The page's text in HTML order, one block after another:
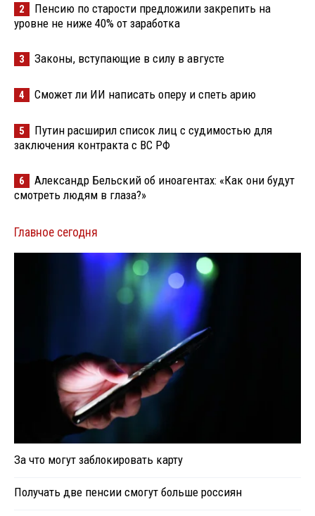
2
Пенсию по старости предложили закрепить на
уровне не ниже 40% от заработка
3 Законы, вступающие в силу в августе
4 Сможет ли ИИ написать оперу и спеть арию
5
Путин расширил список лиц с судимостью для
заключения контракта с ВС РФ
6
Александр Бельский об иноагентах: «Как они будут
смотреть людям в глаза?»
Главное сегодня
За что могут заблокировать карту
Получать две пенсии смогут больше россиян